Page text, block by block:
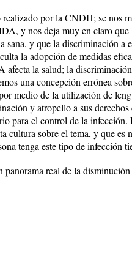
por la CNDH; se nos
y nos deja muy en claro que
sana, y que la discriminación a
la adopción de medidas
la salud; la
una concepción errónea
medio de la utilización de
y atropello a sus
para el control de la
cultura sobre el tema, y que es
tenga este tipo de infección
real de la disminución